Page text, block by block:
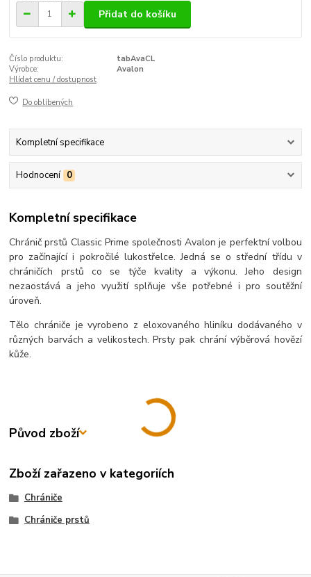
Přidat do košíku
Číslo produktu:
tabAvaCL
Výrobce:
Avalon
Hlídat cenu / dostupnost
Do oblíbených
Kompletní specifikace
Hodnocení 0
Kompletní specifikace
Chránič prstů Classic Prime společnosti Avalon je perfektní volbou
pro začínající i pokročilé lukostřelce. Jedná se o střední třídu v
chráničích prstů co se týče kvality a výkonu. Jeho design
nezaostává a jeho využití splňuje vše potřebné i pro soutěžní
úroveň.
Tělo chrániče je vyrobeno z eloxovaného hliníku dodávaného v
různých barvách a velikostech. Prsty pak chrání výběrová hovězí
kůže.
Původ zboží
Zboží zařazeno v kategoriích
Chrániče
Chrániče prstů